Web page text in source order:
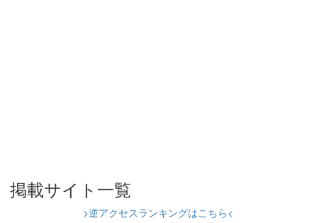
掲載サイト一覧
>逆アクセスランキングはこちら<